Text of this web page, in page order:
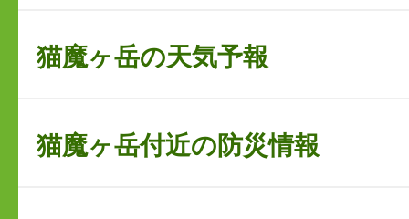
猫魔ヶ岳の天気予報
猫魔ヶ岳付近の防災情報